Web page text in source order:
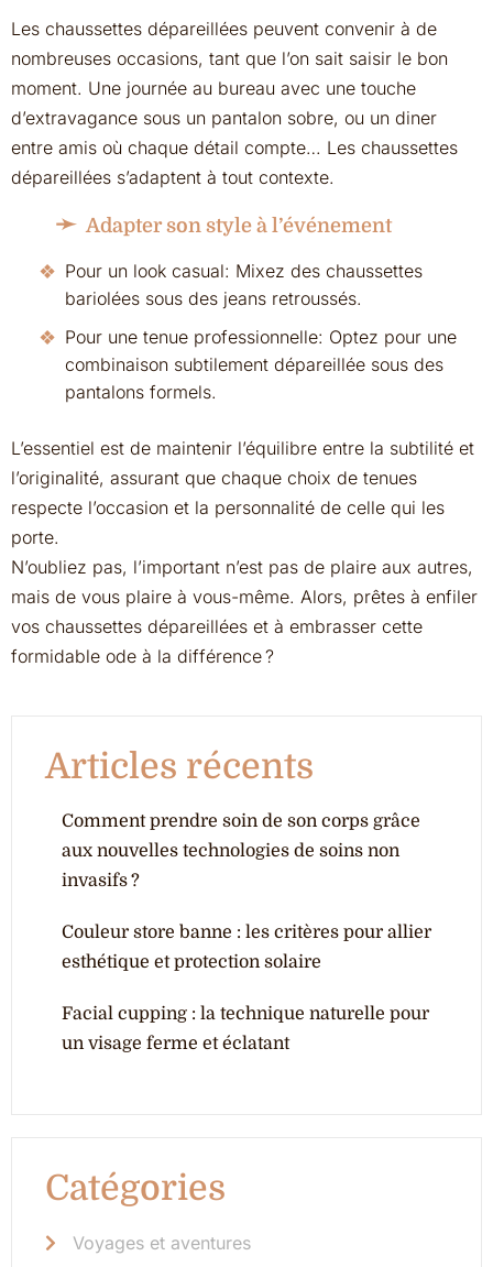
Les chaussettes dépareillées peuvent convenir à de
nombreuses occasions, tant que l’on sait saisir le bon
moment. Une journée au bureau avec une touche
d’extravagance sous un pantalon sobre, ou un diner
entre amis où chaque détail compte… Les chaussettes
dépareillées s’adaptent à tout contexte.
Adapter son style à l’événement
Pour un look casual: Mixez des chaussettes
bariolées sous des jeans retroussés.
Pour une tenue professionnelle: Optez pour une
combinaison subtilement dépareillée sous des
pantalons formels.
L’essentiel est de maintenir l’équilibre entre la subtilité et
l’originalité, assurant que chaque choix de tenues
respecte l’occasion et la personnalité de celle qui les
porte.
N’oubliez pas, l’important n’est pas de plaire aux autres,
mais de vous plaire à vous-même. Alors, prêtes à enfiler
vos chaussettes dépareillées et à embrasser cette
formidable ode à la différence ?
Articles récents
Comment prendre soin de son corps grâce
aux nouvelles technologies de soins non
invasifs ?
Couleur store banne : les critères pour allier
esthétique et protection solaire
Facial cupping : la technique naturelle pour
un visage ferme et éclatant
Catégories
Voyages et aventures